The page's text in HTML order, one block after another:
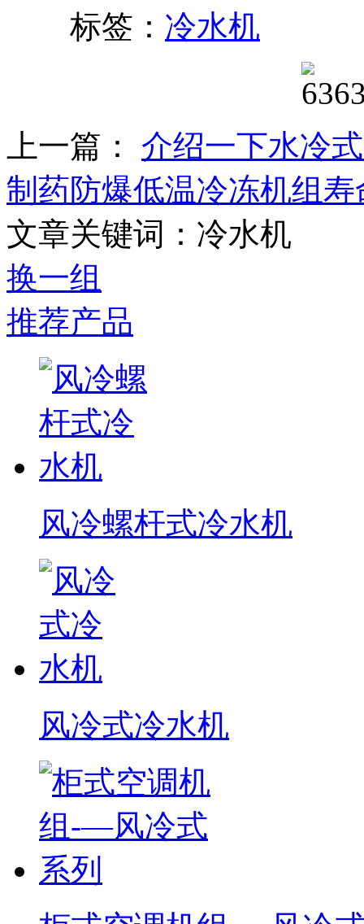
标签： 冷水机
上一篇： 介绍一下水冷
制药防爆低温冷冻机组寿
文章关键词：冷水机
换一组
推荐产品
风冷螺杆式冷水机
风冷式冷水机